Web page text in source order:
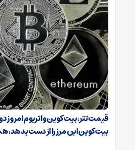
بیت‌کوین این مرز را از دست بدهد،